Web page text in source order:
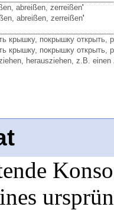
abreißen, zerreißen'
abreißen, zerreißen'
крышку, покрышку открыть,
крышку, покрышку открыть,
herausziehen, z.B.